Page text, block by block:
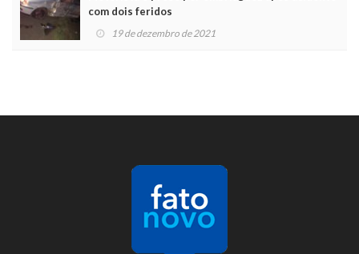
com dois feridos
19 de dezembro de 2021